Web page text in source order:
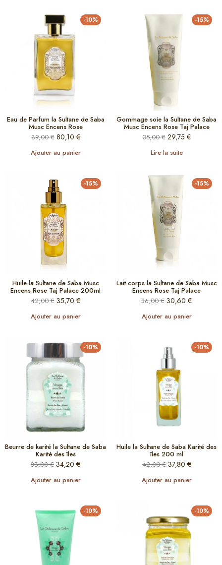
-10%
Eau de Parfum la Sultane de Saba
Musc Encens Rose
89,00€ 80,10 €
Ajouter au panier
-15%
Gommage soie la Sultane de Saba
Musc Encens Rose Taj Palace
35,00€ 29,75 €
Lire la suite
-15%
Huile la Sultane de Saba Musc
Encens Rose Taj Palace 200ml
42,00€ 35,70 €
Ajouter au panier
-15%
Lait corps la Sultane de Saba Musc
Encens Rose Taj Palace
36,00€ 30,60 €
Ajouter au panier
-10%
Beurre de karité la Sultane de Saba
Karité des îles
38,00€ 34,20 €
Ajouter au panier
-10%
Huile la Sultane de Saba Karité des
îles 200 ml
42,00€ 37,80 €
Ajouter au panier
-10% -10%